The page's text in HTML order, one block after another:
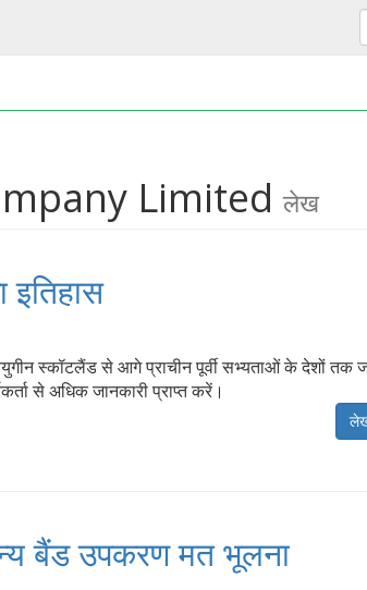
Limitedलेख
इतिहास
स्कॉटलैंड से आगे प्राचीन पूर्वी सभ्यताओं के देशों तक
से अधिक जानकारी प्राप्त करें।
बैंड उपकरण मत भूलना